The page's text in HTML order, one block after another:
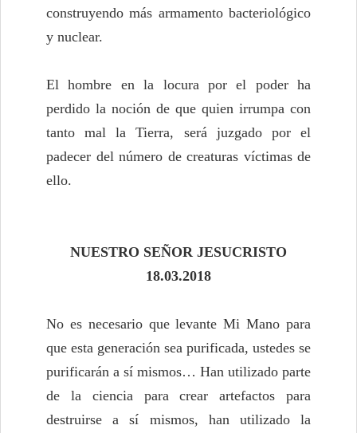
construyendo más armamento bacteriológico
y nuclear.
El hombre en la locura por el poder ha
perdido la noción de que quien irrumpa con
tanto mal la Tierra, será juzgado por el
padecer del número de creaturas víctimas de
ello.
NUESTRO SEÑOR JESUCRISTO
18.03.2018
No es necesario que levante Mi Mano para
que esta generación sea purificada, ustedes se
purificarán a sí mismos… Han utilizado parte
de la ciencia para crear artefactos para
destruirse a sí mismos, han utilizado la